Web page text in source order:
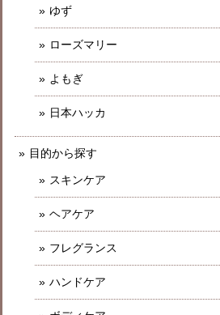
ゆず
ローズマリー
よもぎ
日本ハッカ
目的から探す
スキンケア
ヘアケア
フレグランス
ハンドケア